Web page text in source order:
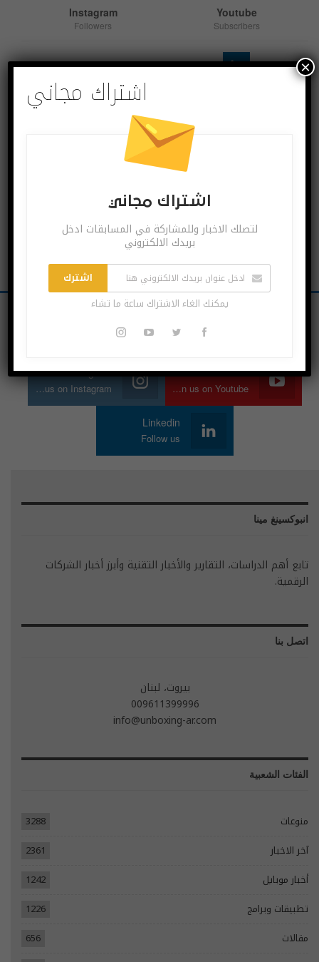
Youtube
Subscribers
Instagram
Followers
اشترك بقنواتنا
Join us on Facebook
Youtube
Join us on Youtube
Instagram
Join us on Instagram
Linkedin
Follow us
انبوكسينغ مينا
تابع أهم الدراسات، التقارير والأخبار التقنية وأبرز أخبار الشركات
الرقمية.
اتصل بنا
بيروت، لبنان
009611399996
info@unboxing-ar.com
الفئات الشعبية
منوعات
3288
آخر الاخبار
2361
أخبار موبايل
1242
تطبيقات وبرامج
1226
مقالات
656
اشتراك مجاني
اشتراك مجاني
لتصلك الاخبار وللمشاركة في المسابقات ادخل
بريدك الالكتروني
اشترك
يمكنك الغاء الاشتراك ساعة ما تشاء
×